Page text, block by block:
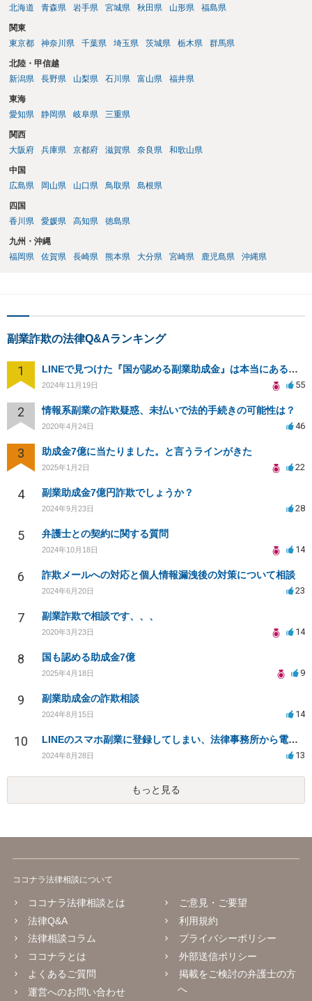
北海道
青森県 岩手県 宮城県 秋田県 山形県 福島県
関東
東京都
神奈川県 千葉県 埼玉県 茨城県 栃木県 群馬県
北陸・甲信越
新潟県
長野県 山梨県 石川県 富山県 福井県
東海
愛知県
静岡県 岐阜県 三重県
関西
大阪府
兵庫県 京都府 滋賀県 奈良県 和歌山県
中国
広島県
岡山県 山口県 鳥取県 島根県
四国
香川県
愛媛県 高知県 徳島県
九州・沖縄
福岡県
佐賀県 長崎県 熊本県 大分県 宮崎県 鹿児島県 沖縄県
副業詐欺の法律Q&Aランキング
1 LINEで見つけた『国が認める副業助成金』は本当にあるのですか？今それで訴えられそうでどうすれば？
2024年11月19日 55
2 情報系副業の詐欺疑惑、未払いで法的手続きの可能性は？
2020年4月24日 46
3 助成金7億に当たりました。と言うラインがきた
2025年1月2日 22
4 副業助成金7億円詐欺でしょうか？
2024年9月23日 28
5 弁護士との契約に関する質問
2024年10月18日 14
6 詐欺メールへの対応と個人情報漏洩後の対策について相談
2024年6月20日 23
7 副業詐欺で相談です、、、
2020年3月23日 14
8 国も認める助成金7億
2025年4月18日 9
9 副業助成金の詐欺相談
2024年8月15日 14
10 LINEのスマホ副業に登録してしまい、法律事務所から電話が入りました。
2024年8月28日 13
もっと見る
ココナラ法律相談について
ココナラ法律相談とは
法律Q&A
法律相談コラム
ココナラとは
よくあるご質問
運営へのお問い合わせ
ご意見・ご要望
利用規約
プライバシーポリシー
外部送信ポリシー
掲載をご検討の弁護士の方
へ